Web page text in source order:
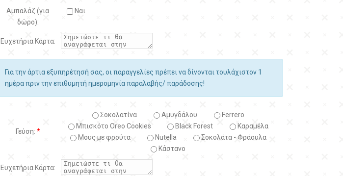
Αμπαλάζ (για
δώρο):
Ναι
Ευχετήρια Κάρτα:
Για την άρτια εξυπηρέτησή σας, οι παραγγελίες πρέπει να δίνονται τουλάχιστον 1
ημέρα πριν την επιθυμητή ημερομηνία παραλαβής/ παράδοσης!
Γεύση: *
Σοκολατίνα Αμυγδάλου
Ferrero
Μπισκότο Oreo Cookies
Black Forest
Kαραμέλα
Μους με φρούτα
Nutella
Σοκολάτα - Φράουλα
Κάστανο
Ευχετήρια Κάρτα: